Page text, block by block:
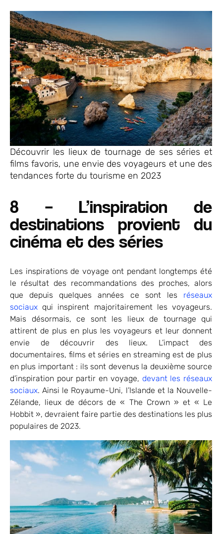
Découvrir les lieux de tournage de ses séries et
films favoris, une envie des voyageurs et une des
tendances forte du tourisme en 2023
8 – L’inspiration de
destinations provient du
cinéma et des séries
Les inspirations de voyage ont pendant longtemps été
le résultat des recommandations des proches, alors
que depuis quelques années ce sont les réseaux
sociaux qui inspirent majoritairement les voyageurs.
Mais désormais, ce sont les lieux de tournage qui
attirent de plus en plus les voyageurs et leur donnent
envie de découvrir des lieux. L’impact des
documentaires, films et séries en streaming est de plus
en plus important : ils sont devenus la deuxième source
d’inspiration pour partir en voyage, devant les réseaux
sociaux. Ainsi le Royaume-Uni, l’Islande et la Nouvelle-
Zélande, lieux de décors de « The Crown » et « Le
Hobbit », devraient faire partie des destinations les plus
populaires de 2023.